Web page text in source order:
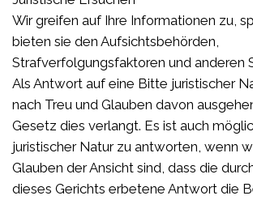
Wir greifen auf Ihre Informationen zu,
bieten sie den Aufsichtsbehörden,
Strafverfolgungsfaktoren und anderen
Als Antwort auf eine Bitte juristischer
nach Treu und Glauben davon
Gesetz dies verlangt. Es ist auch
juristischer Natur zu antworten, wenn
Glauben der Ansicht sind, dass die
dieses Gerichts erbetene Antwort die